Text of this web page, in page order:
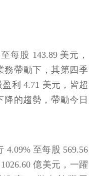
每股 143.89 美元，
務帶動下，其第四季
利 4.71 美元，皆超
的趨勢，帶動今日
4.09% 至每股 569.56
億美元，一躍